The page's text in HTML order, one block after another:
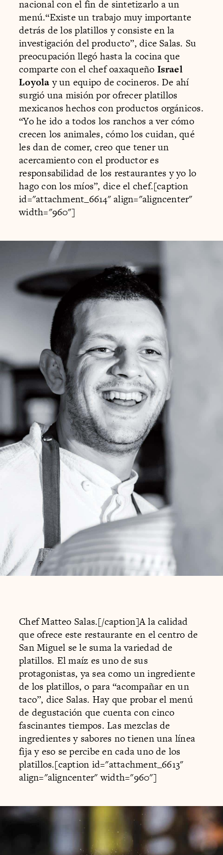
nacional con el fin de sintetizarlo a un
menú.“Existe un trabajo muy importante
detrás de los platillos y consiste en la
investigación del producto”, dice Salas. Su
preocupación llegó hasta la cocina que
comparte con el chef oaxaqueño Israel
Loyolay un equipo de cocineros. De ahí
surgió una misión por ofrecer platillos
mexicanos hechos con productos orgánicos.
“Yo he ido a todos los ranchos a ver cómo
crecen los animales, cómo los cuidan, qué
les dan de comer, creo que tener un
acercamiento con el productor es
responsabilidad de los restaurantes y yo lo
hago con los míos”, dice el chef.[caption
id="attachment_6614" align="aligncenter"
width="960"]
Chef Matteo Salas.[/caption]A la calidad
que ofrece este restaurante en el centro de
San Miguel se le suma la variedad de
platillos. El maíz es uno de sus
protagonistas, ya sea como un ingrediente
de los platillos, o para “acompañar en un
taco”, dice Salas. Hay que probar el menú
de degustación que cuenta con cinco
fascinantes tiempos. Las mezclas de
ingredientes y sabores no tienen una línea
fija y eso se percibe en cada uno de los
platillos.[caption id="attachment_6613"
align="aligncenter" width="960"]